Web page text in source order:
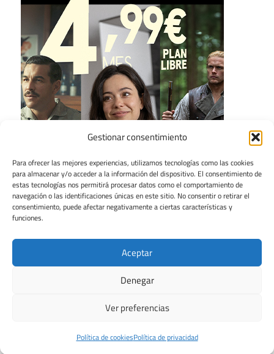
Gestionar consentimiento
Para ofrecer las mejores experiencias, utilizamos tecnologías como las cookies
para almacenar y/o acceder a la información del dispositivo. El consentimiento de
estas tecnologías nos permitirá procesar datos como el comportamiento de
navegación o las identificaciones únicas en este sitio. No consentir o retirar el
consentimiento, puede afectar negativamente a ciertas características y
funciones.
Aceptar
Denegar
Ver preferencias
Política de cookiesPolítica de privacidad